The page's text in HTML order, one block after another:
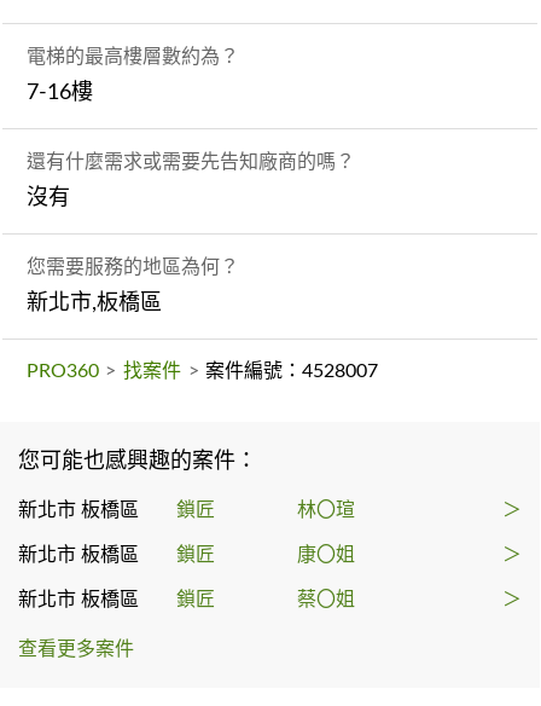
電梯的最高樓層數約為？
7-16樓
還有什麼需求或需要先告知廠商的嗎？
沒有
您需要服務的地區為何？
新北市,板橋區
PRO360 > 找案件 > 案件編號：4528007
您可能也感興趣的案件：
新北市 板橋區 鎖匠 林〇瑄 ＞
新北市 板橋區 鎖匠 康〇姐 ＞
新北市 板橋區 鎖匠 蔡〇姐 ＞
查看更多案件